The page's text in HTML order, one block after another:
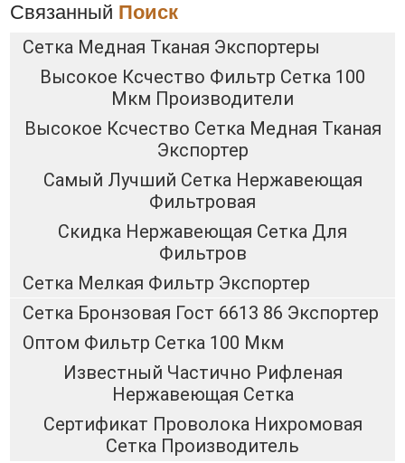
Связанный Поиск
Сетка Медная Тканая Экспортеры
Высокое Ксчество Фильтр Сетка 100
Мкм Производители
Высокое Ксчество Сетка Медная Тканая
Экспортер
Самый Лучший Сетка Нержавеющая
Фильтровая
Скидка Нержавеющая Сетка Для
Фильтров
Сетка Мелкая Фильтр Экспортер
Сетка Бронзовая Гост 6613 86 Экспортер
Оптом Фильтр Сетка 100 Мкм
Известный Частично Рифленая
Нержавеющая Сетка
Сертификат Проволока Нихромовая
Сетка Производитель